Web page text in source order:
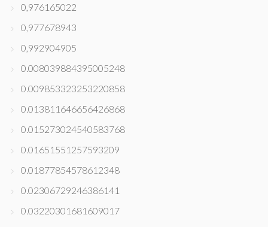
0,976165022
0,977678943
0,992904905
0.008039884395005248
0.009853323253220858
0.013811646656426868
0.015273024540583768
0.01651551257593209
0.01877854578612348
0.02306729246386141
0.03220301681609017